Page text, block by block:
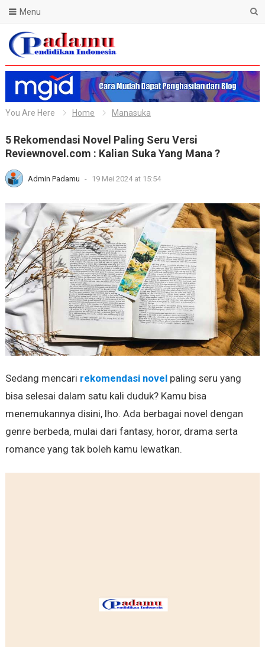
Blog Padamu
Menu
You Are Here Home Manasuka
5 Rekomendasi Novel Paling Seru Versi
Reviewnovel.com : Kalian Suka Yang Mana ?
Admin Padamu - 19 Mei 2024 at 15:54
Sedang mencari rekomendasi novelpaling seru yang
bisa selesai dalam satu kali duduk? Kamu bisa
menemukannya disini, lho. Ada berbagai novel dengan
genre berbeda, mulai dari fantasy, horor, drama serta
romance yang tak boleh kamu lewatkan.